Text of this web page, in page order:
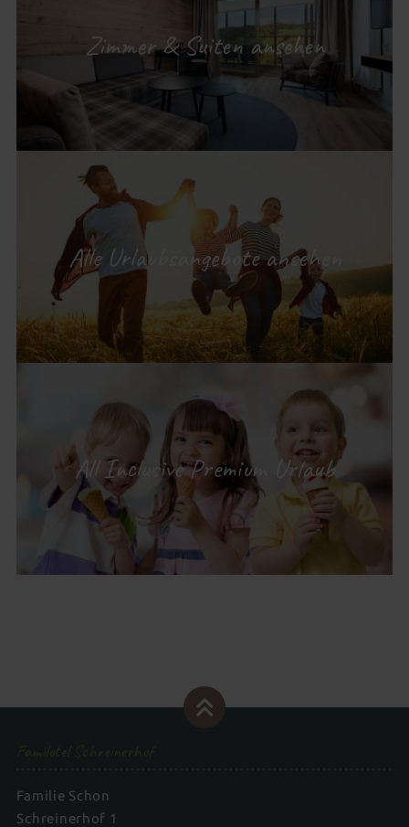
Zimmer & Suiten ansehen
Alle Urlaubsangebote ansehen
All Inclusive Premium Urlaub
Familie Schon
Schreinerhof 1